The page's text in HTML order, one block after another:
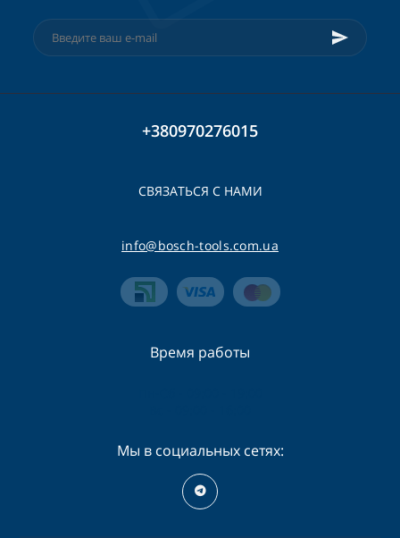
+380970276015
СВЯЗАТЬСЯ С НАМИ
info@bosch-tools.com.ua
Время работы
Мы в социальных сетях: